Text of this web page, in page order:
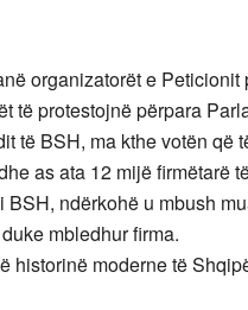
organizatorët e
të protestojnë përpara
të BSH, ma kthe votën që
as ata 12 mijë firmëtarë
ndërkohë u mbush
mbledhur firma.
historinë moderne të